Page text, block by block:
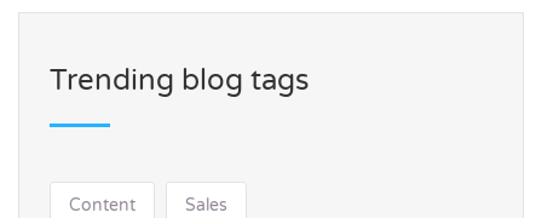
Trending blog tags
Content Sales